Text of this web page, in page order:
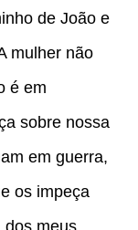
de João e
mulher não
é em
sobre nossa
em guerra,
os impeça
dos meus